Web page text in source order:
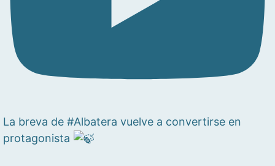
La breva de #Albatera vuelve a convertirse en
protagonista